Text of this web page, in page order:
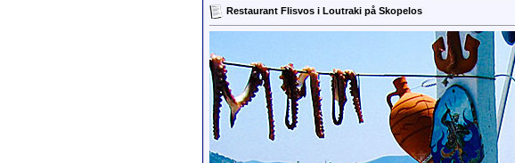
Restaurant Flisvos i Loutraki på Skopelos